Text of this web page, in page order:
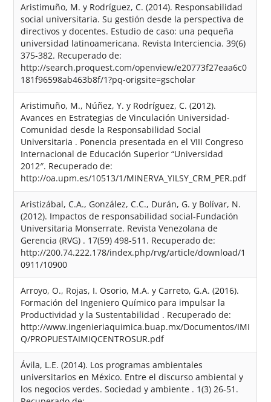
Aristimuño, M. y Rodríguez, C. (2014). Responsabilidad
social universitaria. Su gestión desde la perspectiva de
directivos y docentes. Estudio de caso: una pequeña
universidad latinoamericana. Revista Interciencia. 39(6)
375-382. Recuperado de:
http://search.proquest.com/openview/e20773f27eaa6c0
181f96598ab463b8f/1?pq-origsite=gscholar
Aristimuño, M., Núñez, Y. y Rodríguez, C. (2012).
Avances en Estrategias de Vinculación Universidad-
Comunidad desde la Responsabilidad Social
Universitaria . Ponencia presentada en el VIII Congreso
Internacional de Educación Superior “Universidad
2012″. Recuperado de:
http://oa.upm.es/10513/1/MINERVA_YILSY_CRM_PER.pdf
Aristizábal, C.A., González, C.C., Durán, G. y Bolívar, N.
(2012). Impactos de responsabilidad social-Fundación
Universitaria Monserrate. Revista Venezolana de
Gerencia (RVG) . 17(59) 498-511. Recuperado de:
http://200.74.222.178/index.php/rvg/article/download/1
0911/10900
Arroyo, O., Rojas, I. Osorio, M.A. y Carreto, G.A. (2016).
Formación del Ingeniero Químico para impulsar la
Productividad y la Sustentabilidad . Recuperado de:
http://www.ingenieriaquimica.buap.mx/Documentos/IMI
Q/PROPUESTAIMIQCENTROSUR.pdf
Ávila, L.E. (2014). Los programas ambientales
universitarios en México. Entre el discurso ambiental y
los negocios verdes. Sociedad y ambiente . 1(3) 26-51.